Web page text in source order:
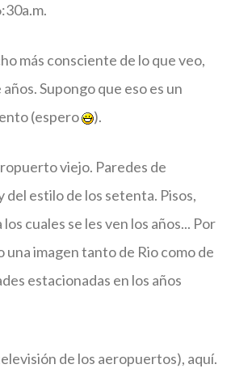
más consciente de lo que veo,
Supongo que eso es un
(espero
).
viejo. Paredes de
del estilo de los setenta. Pisos,
cuales se les ven los años... Por
una imagen tanto de Rio como de
estacionadas en los años
de los aeropuertos), aquí.